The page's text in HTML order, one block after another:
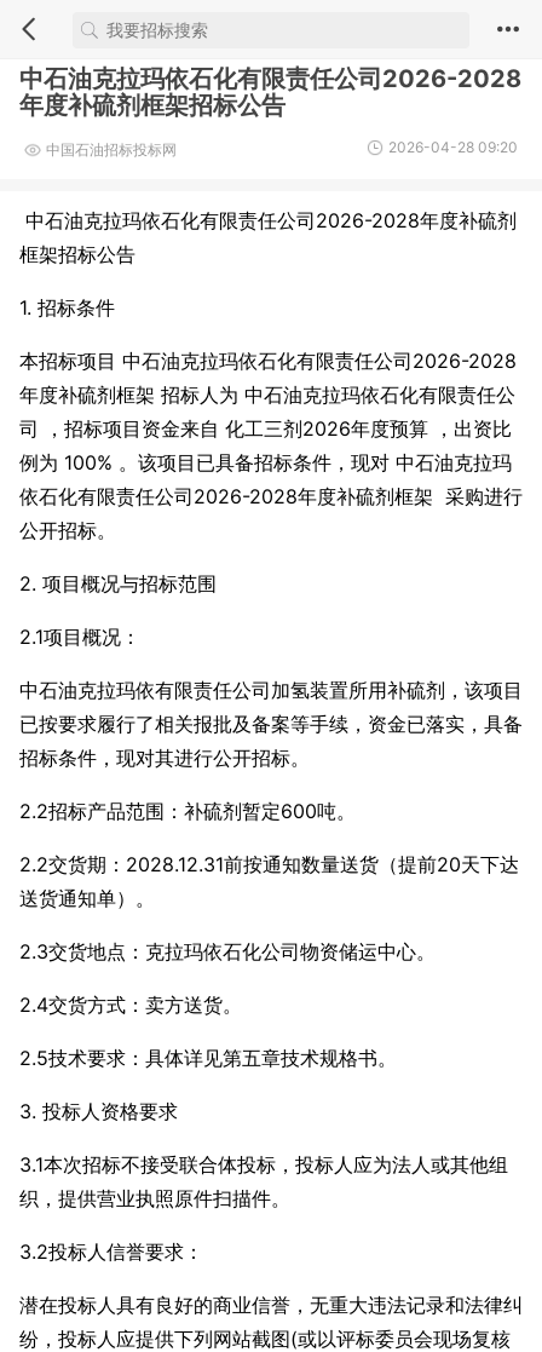
中石油克拉玛依石化有限责任公司2026-2028
年度补硫剂框架招标公告
中国石油招标投标网 2026-04-28 09:20
中石油克拉玛依石化有限责任公司2026-2028年度补硫剂
框架招标公告
1. 招标条件
本招标项目 中石油克拉玛依石化有限责任公司2026-2028
年度补硫剂框架 招标人为 中石油克拉玛依石化有限责任公
司 ，招标项目资金来自 化工三剂2026年度预算 ，出资比
例为 100% 。该项目已具备招标条件，现对 中石油克拉玛
依石化有限责任公司2026-2028年度补硫剂框架 采购进行
公开招标。
2. 项目概况与招标范围
2.1项目概况：
中石油克拉玛依有限责任公司加氢装置所用补硫剂，该项目
已按要求履行了相关报批及备案等手续，资金已落实，具备
招标条件，现对其进行公开招标。
2.2招标产品范围：补硫剂暂定600吨。
2.2交货期：2028.12.31前按通知数量送货（提前20天下达
送货通知单）。
2.3交货地点：克拉玛依石化公司物资储运中心。
2.4交货方式：卖方送货。
2.5技术要求：具体详见第五章技术规格书。
3. 投标人资格要求
3.1本次招标不接受联合体投标，投标人应为法人或其他组
织，提供营业执照原件扫描件。
3.2投标人信誉要求：
潜在投标人具有良好的商业信誉，无重大违法记录和法律纠
纷，投标人应提供下列网站截图(或以评标委员会现场复核